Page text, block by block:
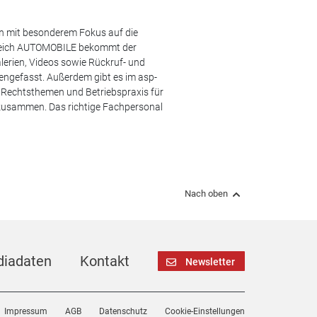
mit besonderem Fokus auf die
AUTOMOBILE bekommt der
Videos sowie Rückruf- und
Außerdem gibt es im asp-
und Betriebspraxis für
Das richtige Fachpersonal
Nach oben
Kontakt Newsletter
Impressum AGB Datenschutz Cookie-Einstellungen